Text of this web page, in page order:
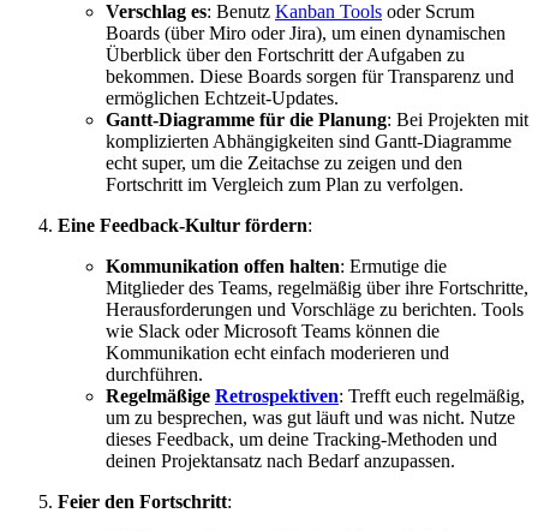
Verschlag es: Benutz Kanban Tools oder Scrum
Boards (über Miro oder Jira), um einen dynamischen
Überblick über den Fortschritt der Aufgaben zu
bekommen. Diese Boards sorgen für Transparenz und
ermöglichen Echtzeit-Updates.
Gantt-Diagramme für die Planung: Bei Projekten mit
komplizierten Abhängigkeiten sind Gantt-Diagramme
echt super, um die Zeitachse zu zeigen und den
Fortschritt im Vergleich zum Plan zu verfolgen.
Eine Feedback-Kultur fördern:
Kommunikation offen halten: Ermutige die
Mitglieder des Teams, regelmäßig über ihre Fortschritte,
Herausforderungen und Vorschläge zu berichten. Tools
wie Slack oder Microsoft Teams können die
Kommunikation echt einfach moderieren und
durchführen.
Regelmäßige Retrospektiven: Trefft euch regelmäßig,
um zu besprechen, was gut läuft und was nicht. Nutze
dieses Feedback, um deine Tracking-Methoden und
deinen Projektansatz nach Bedarf anzupassen.
Feier den Fortschritt: